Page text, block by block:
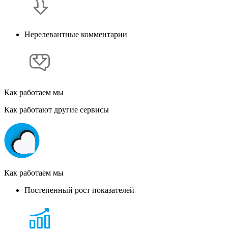
Нерелевантные комментарии
Как работаем мы
Как работают другие сервисы
Как работаем мы
Постепенный рост показателей